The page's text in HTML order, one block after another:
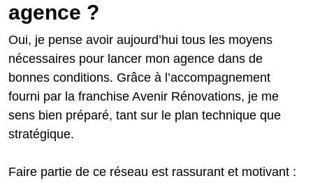
agence ?
Oui, je pense avoir aujourd’hui tous les moyens
nécessaires pour lancer mon agence dans de
bonnes conditions. Grâce à l’accompagnement
fourni par la franchise Avenir Rénovations, je me
sens bien préparé, tant sur le plan technique que
stratégique.
Faire partie de ce réseau est rassurant et motivant :